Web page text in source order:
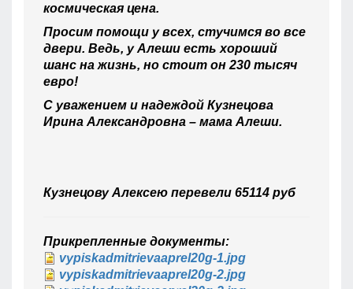
космическая цена.
Просим помощи у всех, стучимся во все
двери. Ведь, у Алеши есть хороший
шанс на жизнь, но стоит он 230 тысяч
евро!
С уважением и надеждой Кузнецова
Ирина Александровна – мама Алеши.
Кузнецову Алексею перевели 65114 руб
Прикрепленные документы:
vypiskadmitrievaaprel20g-1.jpg
vypiskadmitrievaaprel20g-2.jpg